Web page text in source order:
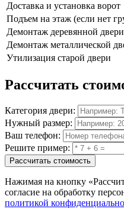
Доставка и установка ворот
Подъем на этаж (если нет
Демонтаж деревянной двери
Демонтаж металлической
Утилизация старой двери
Рассчитать
Категория двери:
Нужный размер:
Ваш телефон:
Решите пример:
Рассчитать стоимость
Нажимая на кнопку
согласие на обработку
политикой